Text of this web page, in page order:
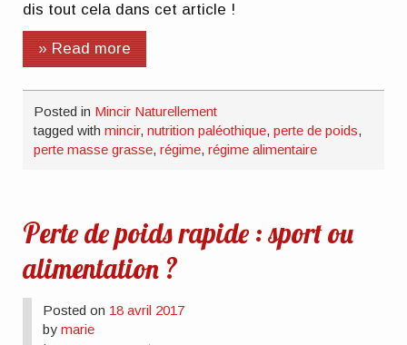
dis tout cela dans cet article !
» Read more
Posted in Mincir Naturellement
tagged withmincir,nutrition paléothique,perte de poids,
perte masse grasse,régime,régime alimentaire
Perte de poids rapide : sport ou
alimentation ?
Posted on 18 avril 2017
bymarie